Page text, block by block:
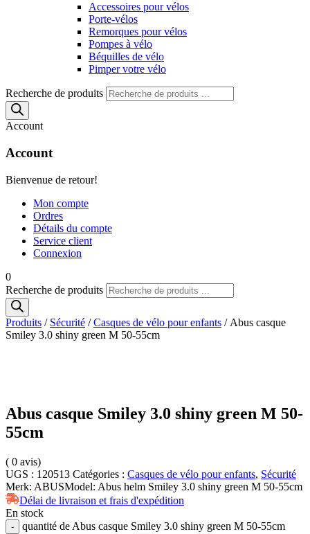
Accessoires pour vélos
Porte-vélos
Remorques pour vélos
Pompes à vélo
Béquilles de vélo
Pimper votre vélo
Recherche de produits
Account
Account
Bienvenue de retour!
Mon compte
Ordres
Détails du compte
Service client
Connexion
0
Recherche de produits
Produits / Sécurité /Casques de vélo pour enfants / Abus casque
Smiley 3.0 shiny green M 50-55cm
Abus casque Smiley 3.0 shiny green M 50-
55cm
( 0 avis)
UGS : 120513 Catégories : Casques de vélo pour enfants, Sécurité
Merk: ABUSModel: Abus helm Smiley 3.0 shiny green M 50-55cm
Délai de livraison et frais d'expédition
En stock
- quantité de Abus casque Smiley 3.0 shiny green M 50-55cm